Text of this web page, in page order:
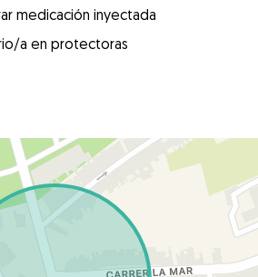
medicación inyectada
a en protectoras